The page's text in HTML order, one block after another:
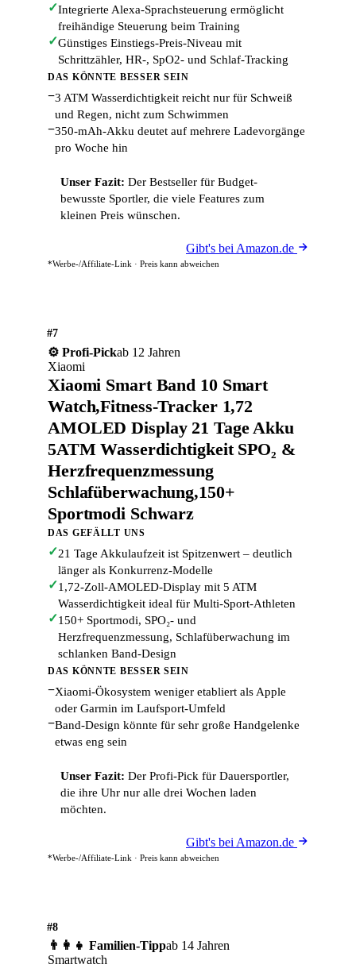
✓Integrierte Alexa-Sprachsteuerung ermöglicht
freihändige Steuerung beim Training
✓Günstiges Einstiegs-Preis-Niveau mit
Schrittzähler, HR-, SpO2- und Schlaf-Tracking
DAS KÖNNTE BESSER SEIN
−3 ATM Wasserdichtigkeit reicht nur für Schweiß
und Regen, nicht zum Schwimmen
−350-mAh-Akku deutet auf mehrere Ladevorgänge
pro Woche hin
Unser Fazit: Der Bestseller für Budget-
bewusste Sportler, die viele Features zum
kleinen Preis wünschen.
Gibt's bei Amazon.de
*Werbe-/Affiliate-Link · Preis kann abweichen
#7
⚙️ Profi-Pickab 12 Jahren
Xiaomi
Xiaomi Smart Band 10 Smart
Watch,Fitness-Tracker 1,72
AMOLED Display 21 Tage Akku
5ATM Wasserdichtigkeit SPO₂ &
Herzfrequenzmessung
Schlafüberwachung,150+
Sportmodi Schwarz
DAS GEFÄLLT UNS
✓21 Tage Akkulaufzeit ist Spitzenwert – deutlich
länger als Konkurrenz-Modelle
✓1,72-Zoll-AMOLED-Display mit 5 ATM
Wasserdichtigkeit ideal für Multi-Sport-Athleten
✓150+ Sportmodi, SPO₂- und
Herzfrequenzmessung, Schlafüberwachung im
schlanken Band-Design
DAS KÖNNTE BESSER SEIN
−Xiaomi-Ökosystem weniger etabliert als Apple
oder Garmin im Laufsport-Umfeld
−Band-Design könnte für sehr große Handgelenke
etwas eng sein
Unser Fazit: Der Profi-Pick für Dauersportler,
die ihre Uhr nur alle drei Wochen laden
möchten.
Gibt's bei Amazon.de
*Werbe-/Affiliate-Link · Preis kann abweichen
#8
👨‍👩‍👧 Familien-Tippab 14 Jahren
Smartwatch